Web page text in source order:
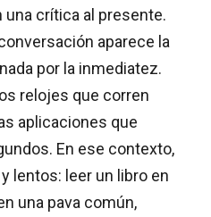
una crítica al presente.
aparece la
por la inmediatez.
relojes que corren
aplicaciones que
En ese contexto,
lentos: leer un libro en
una pava común,